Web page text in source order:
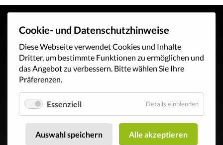
Cookie- und Datenschutzhinweise
Diese Webseite verwendet Cookies und Inhalte
Dritter, um bestimmte Funktionen zu ermöglichen und
das Angebot zu verbessern. Bitte wählen Sie Ihre
Präferenzen.
Essenziell Details einblenden
Auswahl speichern Alle akzeptieren